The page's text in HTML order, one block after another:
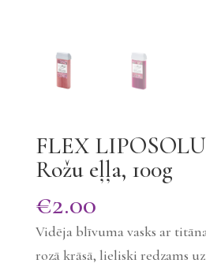
FLEX
Rožu eļļa, 100g
€2.00
Vidēja blīvuma vasks ar
rozā krāsā, lieliski redzams uz